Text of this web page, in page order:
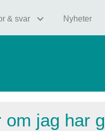
& svar Nyheter
om jag har